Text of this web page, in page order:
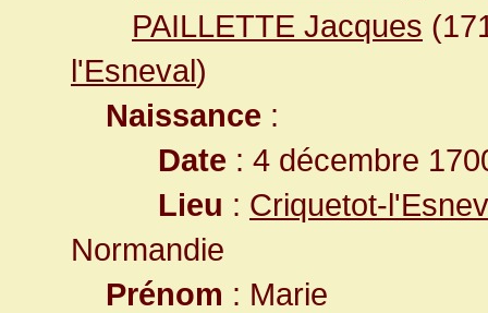
PAILLETTE Jacques
l'Esneval)
Naissance :
Date : 4 décembre
Lieu : Criquetot-
Normandie
Prénom : Marie